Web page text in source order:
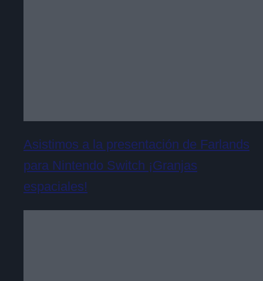
Asistimos a la presentación de Farlands
para Nintendo Switch ¡Granjas
espaciales!